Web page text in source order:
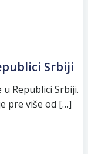
Srbiji
Republici Srbiji.
pre više od […]